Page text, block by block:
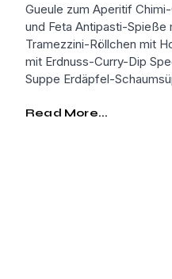
Gueule zum Aperitif
und Feta Antipasti-
Tramezzini-Röllchen mit
mit Erdnuss-Curry-Dip
Suppe Erdäpfel-
Read More...